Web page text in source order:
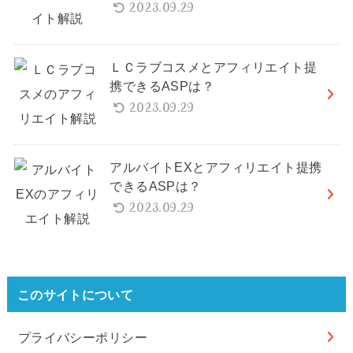
2023.09.29
ＬＣラブコスメとアフィリエイト提
携できるASPは？
2023.09.29
アルバイトEXとアフィリエイト提携
できるASPは？
2023.09.29
このサイトについて
プライバシーポリシー